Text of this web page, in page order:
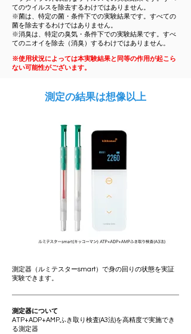
てのウイルスを除去するわけではありません。
※菌は、特定の菌・条件下での実験結果です。すべての
菌を除去するわけではありません。
※消臭は、特定の臭気・条件下での実験結果です。すべ
てのニオイを除去（消臭）するわけではありません。
※使用状況によっては本実験結果と同等の作用が起こら
ない可能性がございます。
測定の結果は想像以上
測定器（ルミテスターsmart）で身の回りの状態を実証
実験できます。
測定器について
ATP+ADP+AMPふき取り検査(A3法)を高精度で実施でき
る測定器